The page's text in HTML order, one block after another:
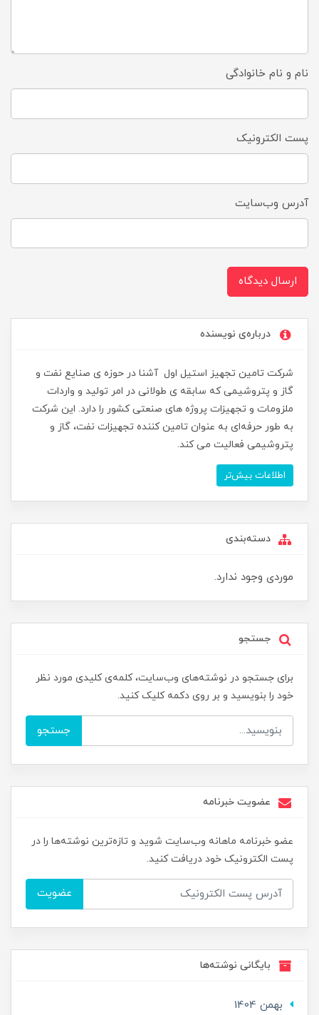
نام و نام خانوادگی
پست الکترونیک
آدرس وب‌سایت
ارسال دیدگاه
درباره‌ی نویسنده
شرکت تامین تجهیز استیل اول آشنا در حوزه ی صنایع نفت و
گاز و پتروشیمی که سابقه ی طولانی در امر تولید و واردات
ملزومات و تجهیزات پروژه های صنعتی کشور را دارد. این شرکت
به طور حرفه‌ای به عنوان تامین کننده تجهیزات نفت، گاز و
پتروشیمی فعالیت می کند.
اطلاعات بیش‌تر
دسته‌بندی
موردی وجود ندارد.
جستجو
برای جستجو در نوشته‌های وب‌سایت، کلمه‌ی کلیدی مورد نظر
خود را بنویسید و بر روی دکمه کلیک کنید.
جستجو
عضویت خبرنامه
عضو خبرنامه ماهانه وب‌سایت شوید و تازه‌ترین نوشته‌ها را در
پست الکترونیک خود دریافت کنید.
عضویت
بایگانی نوشته‌ها
بهمن 1404